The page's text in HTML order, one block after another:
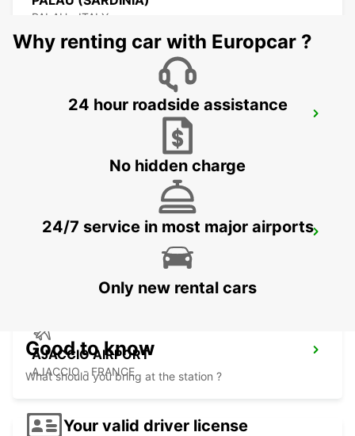
PALAU - ITALY
BAIA SARDINIA (SARDINIA)
AJACCIO AIRPORT
AJACCIO - FRANCE
Why renting car with Europcar ?
24 hour roadside assistance
No hidden charge
24/7 service in most major airports
Only new rental cars
Good to know
What should you bring at the station ?
Your valid driver license